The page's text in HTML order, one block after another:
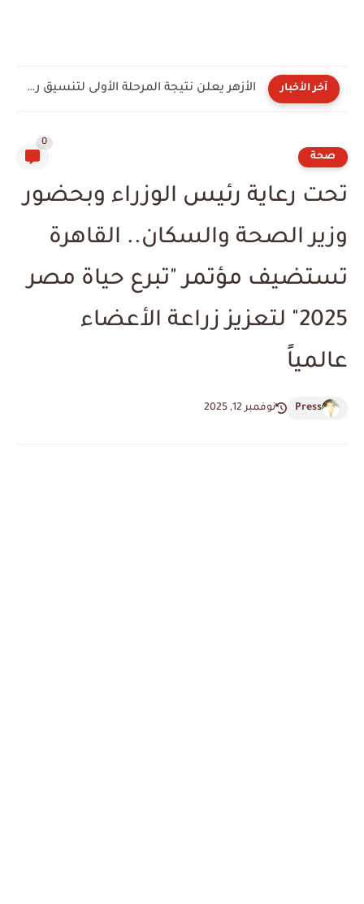
آخر الأخبار غزة.. يوم تجر الأرواح على عربات بدائية نحو المستشفيات
صحة
0
تحت رعاية رئيس الوزراء وبحضور
وزير الصحة والسكان.. القاهرة
تستضيف مؤتمر "تبرع حياة مصر
2025" لتعزيز زراعة الأعضاء
عالمياً
Press نوفمبر 12, 2025